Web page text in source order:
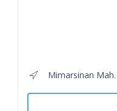
Mimarsinan